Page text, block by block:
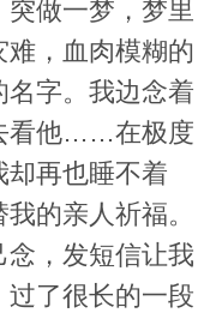
做一梦，梦里
，血肉模糊的
字。我边念着
看他……在极度
却再也睡不着
的亲人祈福。
，发短信让我
过了很长的一段